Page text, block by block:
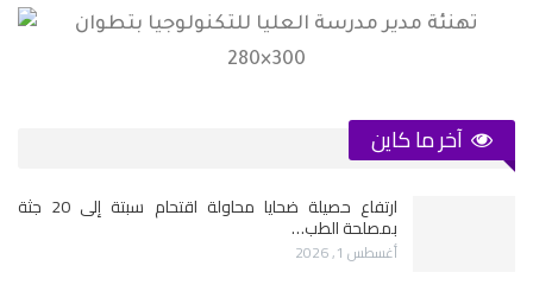
آخر ما كاين
ارتفاع حصيلة ضحايا محاولة اقتحام سبتة إلى 20 جثة
بمصلحة الطب…
أغسطس 1, 2026